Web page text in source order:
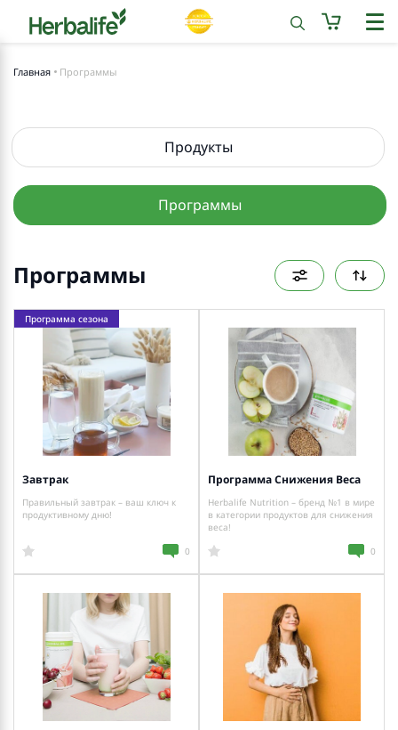
Главная Программы
Продукты
Программы
Программы
Программа сезона
Завтрак
Правильный завтрак – ваш ключ к
продуктивному дню!
0
Программа Снижения Веса
Herbalife Nutrition – бренд №1 в мире
в категории продуктов для снижения
веса!
0